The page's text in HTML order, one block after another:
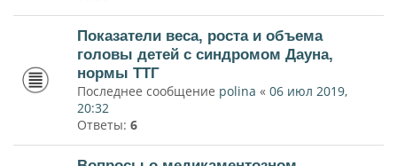
Показатели веса, роста и объема
головы детей с синдромом Дауна,
нормы ТТГ
Последнее сообщение polina « 06 июл 2019,
20:32
Ответы: 6